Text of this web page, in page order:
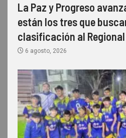
La Paz y Progreso
están los tres que
clasificación al Regional
6 agosto, 2026